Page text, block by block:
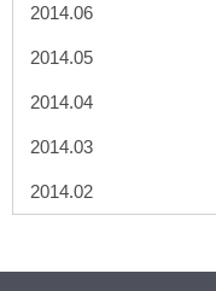
2014.06
2014.05
2014.04
2014.03
2014.02